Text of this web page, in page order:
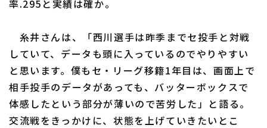
率.295と実績は確か。
糸井さんは、「西川選手は昨季までセ投手と対戦
していて、データも頭に入っているのでやりやすい
と思います。僕もセ・リーグ移籍1年目は、画面上で
相手投手のデータがあっても、バッターボックスで
体感したという部分が薄いので苦労した」と語る。
交流戦をきっかけに、状態を上げていきたいとこ